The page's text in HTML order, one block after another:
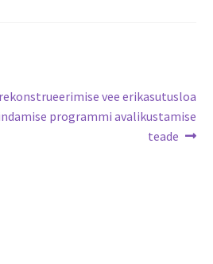
vee erikasutusloa
programmi avalikustamise
teade